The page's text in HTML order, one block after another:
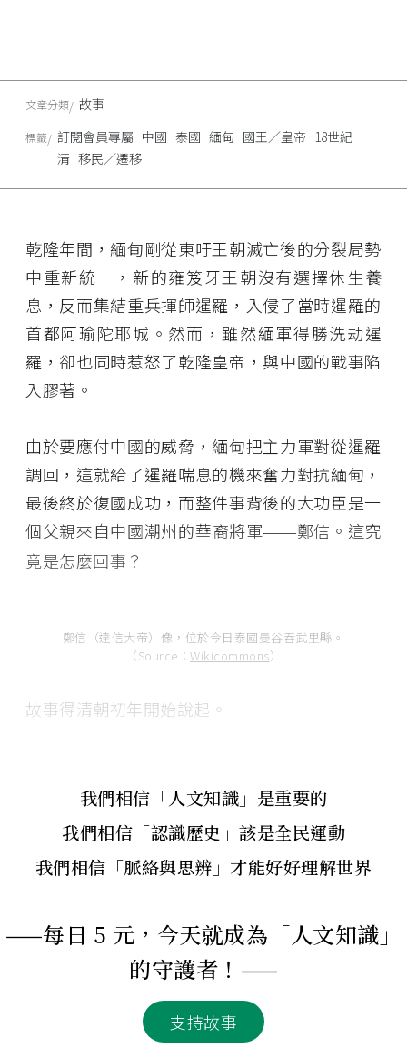
乾隆年間，緬甸剛從東吁王朝滅亡後的分裂局勢
中重新統一，新的雍笈牙王朝沒有選擇休生養
息，反而集結重兵揮師暹羅，入侵了當時暹羅的
首都阿瑜陀耶城。然而，雖然緬軍得勝洗劫暹
羅，卻也同時惹怒了乾隆皇帝，與中國的戰事陷
入膠著。
由於要應付中國的威脅，緬甸把主力軍對從暹羅
調回，這就給了暹羅喘息的機來奮力對抗緬甸，
最後終於復國成功，而整件事背後的大功臣是一
個父親來自中國潮州的華裔將軍——鄭信。這究
竟是怎麼回事？
鄭信（達信大帝）像，位於今日泰國曼谷吞武里縣。
（Source： Wikicommons）
故事得清朝初年開始說起。
我們相信「人文知識」是重要的
我們相信「認識歷史」該是全民運動
我們相信「脈絡與思辨」才能好好理解世界
——每日 5 元，今天就成為「人文知識」
的守護者！——
支持故事
文章分類 故事
標籤 訂閱會員專屬 中國 泰國 緬甸 國王／皇帝 18世紀
清 移民／遷移